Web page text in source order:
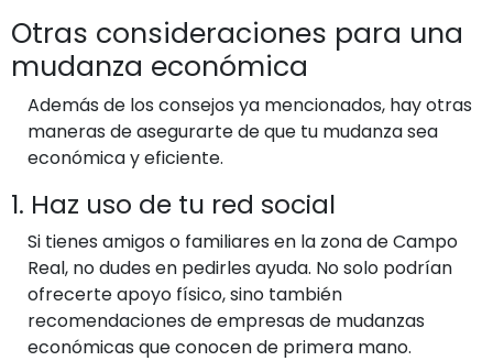
Otras consideraciones para una
mudanza económica
Además de los consejos ya mencionados, hay otras
maneras de asegurarte de que tu mudanza sea
económica y eficiente.
1. Haz uso de tu red social
Si tienes amigos o familiares en la zona de Campo
Real, no dudes en pedirles ayuda. No solo podrían
ofrecerte apoyo físico, sino también
recomendaciones de empresas de mudanzas
económicas que conocen de primera mano.